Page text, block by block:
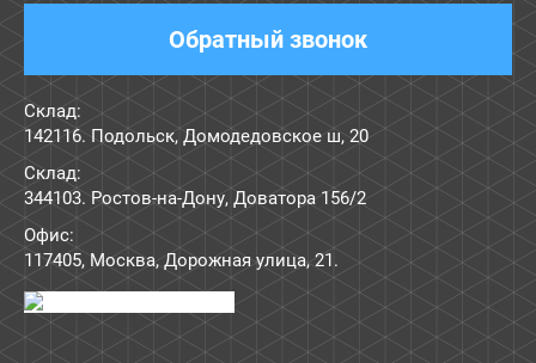
Обратный звонок
Склад:
142116. Подольск, Домодедовское ш, 20
Склад:
344103. Ростов-на-Дону, Доватора 156/2
Офис:
117405, Москва, Дорожная улица, 21.